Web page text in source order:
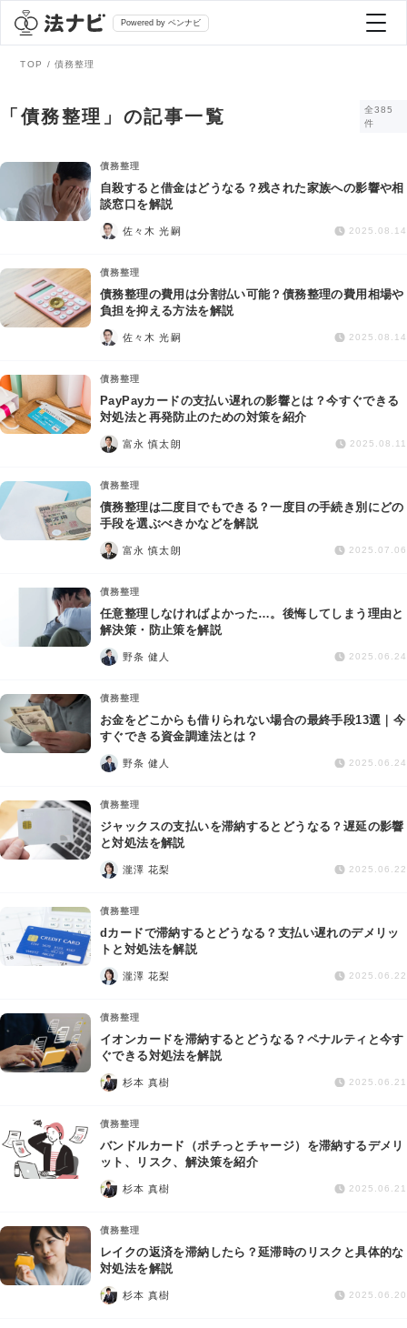
Powered by ベンナビ
全て
法律相談
債務整理
交通事故
労働問題
債権回収
IT・ネット
資金調達
企業法務
弁護士を探す
おすすめ弁護士診断
AI Search Premium
TOP 債務整理
「債務整理」の記事一覧
全385
件
債務整理
自殺すると借金はどうなる？残された家族への影響や相
談窓口を解説
佐々木 光嗣 2025.08.14
債務整理
債務整理の費用は分割払い可能？債務整理の費用相場や
負担を抑える方法を解説
佐々木 光嗣 2025.08.14
債務整理
PayPayカードの支払い遅れの影響とは？今すぐできる
対処法と再発防止のための対策を紹介
富永 慎太朗 2025.08.11
債務整理
債務整理は二度目でもできる？一度目の手続き別にどの
手段を選ぶべきかなどを解説
富永 慎太朗 2025.07.06
債務整理
任意整理しなければよかった…。後悔してしまう理由と
解決策・防止策を解説
野条 健人 2025.06.24
債務整理
お金をどこからも借りられない場合の最終手段13選｜今
すぐできる資金調達法とは？
野条 健人 2025.06.24
債務整理
ジャックスの支払いを滞納するとどうなる？遅延の影響
と対処法を解説
瀧澤 花梨 2025.06.22
債務整理
dカードで滞納するとどうなる？支払い遅れのデメリッ
トと対処法を解説
瀧澤 花梨 2025.06.22
債務整理
イオンカードを滞納するとどうなる？ペナルティと今す
ぐできる対処法を解説
杉本 真樹 2025.06.21
債務整理
バンドルカード（ポチっとチャージ）を滞納するデメリ
ット、リスク、解決策を紹介
杉本 真樹 2025.06.21
債務整理
レイクの返済を滞納したら？延滞時のリスクと具体的な
対処法を解説
杉本 真樹 2025.06.20